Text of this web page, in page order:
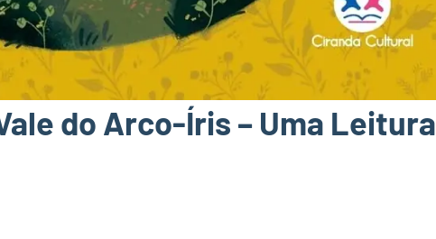
do Arco-Íris – Uma Leitura